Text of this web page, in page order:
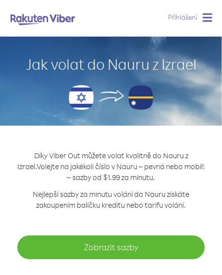
Přihlášení
Jak volat do Nauru z Izrael
Díky Viber Out můžete volat kvalitně do Nauru z
Izrael.Volejte na jakékoli číslo v Nauru – pevná nebo mobil!
– sazby od $1.99 za minutu.
Nejlepší sazby za minutu volání do Nauru získáte
zakoupením balíčku kreditu nebo tarifu volání.
Zobrazit sazby